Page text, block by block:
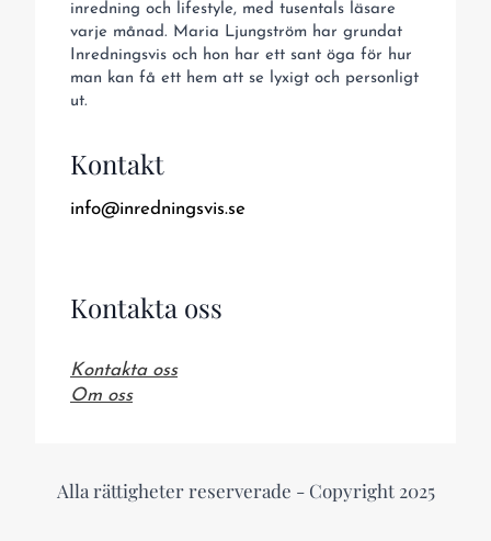
inredning och lifestyle, med tusentals läsare
varje månad. Maria Ljungström har grundat
Inredningsvis och hon har ett sant öga för hur
man kan få ett hem att se lyxigt och personligt
ut.
Kontakt
info@inredningsvis.se
Kontakta oss
Kontakta oss
Om oss
Alla rättigheter reserverade - Copyright 2025